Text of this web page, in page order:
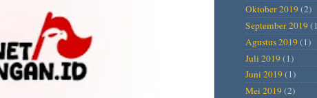
Oktober 2019(2)
September 2019
Agustus 2019(1)
Juli 2019(1)
Juni 2019(1)
Mei 2019(2)